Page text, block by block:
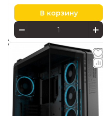
В корзину